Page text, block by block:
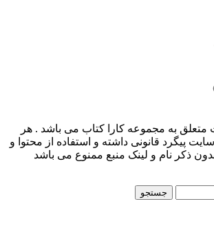
متعلق به مجموعه کارا کتاب می باشد . هر
پیگرد قانونی داشته و استفاده از محتوا و
ذکر نام و لینک منبع ممنوع می باشد
جستجو